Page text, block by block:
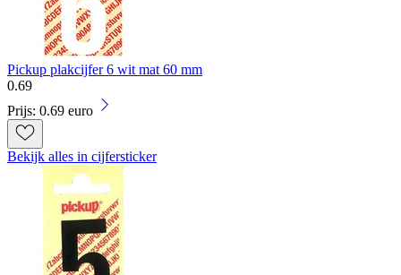
Pickup plakcijfer 6 wit mat 60 mm
0.69
Prijs: 0.69 euro
Bekijk alles in cijfersticker